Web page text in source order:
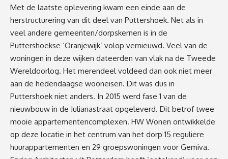
Met de laatste oplevering kwam een einde aan de
herstructurering van dit deel van Puttershoek. Net als in
veel andere gemeenten/dorpskernen is in de
Puttershoekse ‘Oranjewijk’ volop vernieuwd. Veel van de
woningen in deze wijken dateerden van vlak na de Tweede
Wereldoorlog. Het merendeel voldeed dan ook niet meer
aan de hedendaagse wooneisen. Dit was dus in
Puttershoek niet anders. In 2015 werd fase 1 van de
nieuwbouw in de Julianastraat opgeleverd. Dit betrof twee
mooie appartementencomplexen. HW Wonen ontwikkelde
op deze locatie in het centrum van het dorp 15 reguliere
huurappartementen en 29 groepswoningen voor Gemiva.